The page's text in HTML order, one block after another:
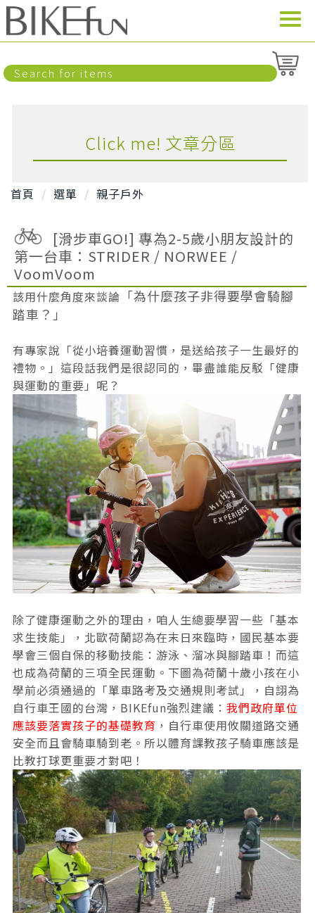
Click me! 文章分區
首頁 選單 親子戶外
[滑步車GO!] 專為2-5歲小朋友設計的
第一台車：STRIDER / NORWEE /
VoomVoom
該用什麼角度來談論 「為什麼孩子非得要學會騎腳
踏車？」
有專家說「從小培養運動習慣，是送給孩子一生最好的
禮物。」這段話我們是很認同的，畢盡誰能反駁「健康
與運動的重要」呢？
除了健康運動之外的理由，咱人生總要學習一些「基本
求生技能」，北歐荷蘭認為在末日來臨時，國民基本要
學會三個自保的移動技能：游泳、溜冰與腳踏車！而這
也成為荷蘭的三項全民運動。下圖為荷蘭十歲小孩在小
學前必須通過的「單車路考及交通規則考試」，自詡為
自行車王國的台灣，BIKEfun強烈建議： 我們政府單位
應該要落實孩子的基礎教育 ，自行車使用攸關道路交通
安全而且會騎車騎到老。所以體育課教孩子騎車應該是
比教打球更重要才對吧！